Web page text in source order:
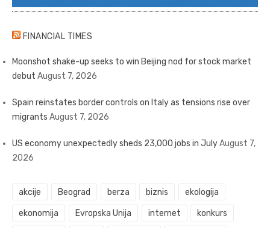
FINANCIAL TIMES
Moonshot shake-up seeks to win Beijing nod for stock market
debut August 7, 2026
Spain reinstates border controls on Italy as tensions rise over
migrants August 7, 2026
US economy unexpectedly sheds 23,000 jobs in JulyAugust 7,
2026
akcije Beograd berza biznis ekologija
ekonomija Evropska Unija internet konkurs